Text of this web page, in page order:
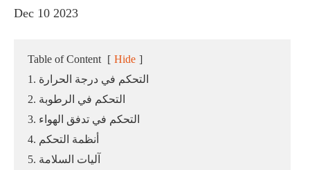
Dec 10 2023
Table of Content [ Hide ]
1. التحكم في درجة الحرارة
2. التحكم في الرطوبة
3. التحكم في تدفق الهواء
4. أنظمة التحكم
5. آليات السلامة